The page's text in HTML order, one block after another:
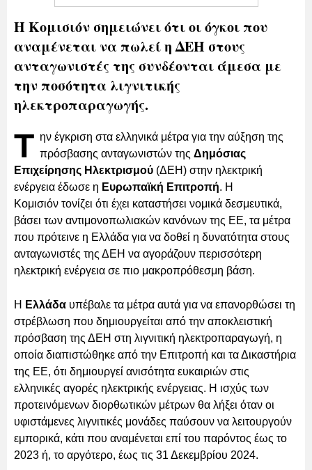
Η Κομισιόν σημειώνει ότι οι όγκοι που
αναμένεται να πωλεί η ΔΕΗ στους
ανταγωνιστές της συνδέονται άμεσα με
την ποσότητα λιγνιτικής
ηλεκτροπαραγωγής.
Τ ην έγκριση στα ελληνικά μέτρα για την αύξηση της
πρόσβασης ανταγωνιστών της Δημόσιας
Επιχείρησης Ηλεκτρισμού (ΔΕΗ) στην ηλεκτρική
ενέργεια έδωσε η Ευρωπαϊκή Επιτροπή. Η
Κομισιόν τονίζει ότι έχει καταστήσει νομικά δεσμευτικά,
βάσει των αντιμονοπωλιακών κανόνων της ΕΕ, τα μέτρα
που πρότεινε η Ελλάδα για να δοθεί η δυνατότητα στους
ανταγωνιστές της ΔΕΗ να αγοράζουν περισσότερη
ηλεκτρική ενέργεια σε πιο μακροπρόθεσμη βάση.
Η Ελλάδα υπέβαλε τα μέτρα αυτά για να επανορθώσει τη
στρέβλωση που δημιουργείται από την αποκλειστική
πρόσβαση της ΔΕΗ στη λιγνιτική ηλεκτροπαραγωγή, η
οποία διαπιστώθηκε από την Επιτροπή και τα Δικαστήρια
της ΕΕ, ότι δημιουργεί ανισότητα ευκαιριών στις
ελληνικές αγορές ηλεκτρικής ενέργειας. Η ισχύς των
προτεινόμενων διορθωτικών μέτρων θα λήξει όταν οι
υφιστάμενες λιγνιτικές μονάδες παύσουν να λειτουργούν
εμπορικά, κάτι που αναμένεται επί του παρόντος έως το
2023 ή, το αργότερο, έως τις 31 Δεκεμβρίου 2024.